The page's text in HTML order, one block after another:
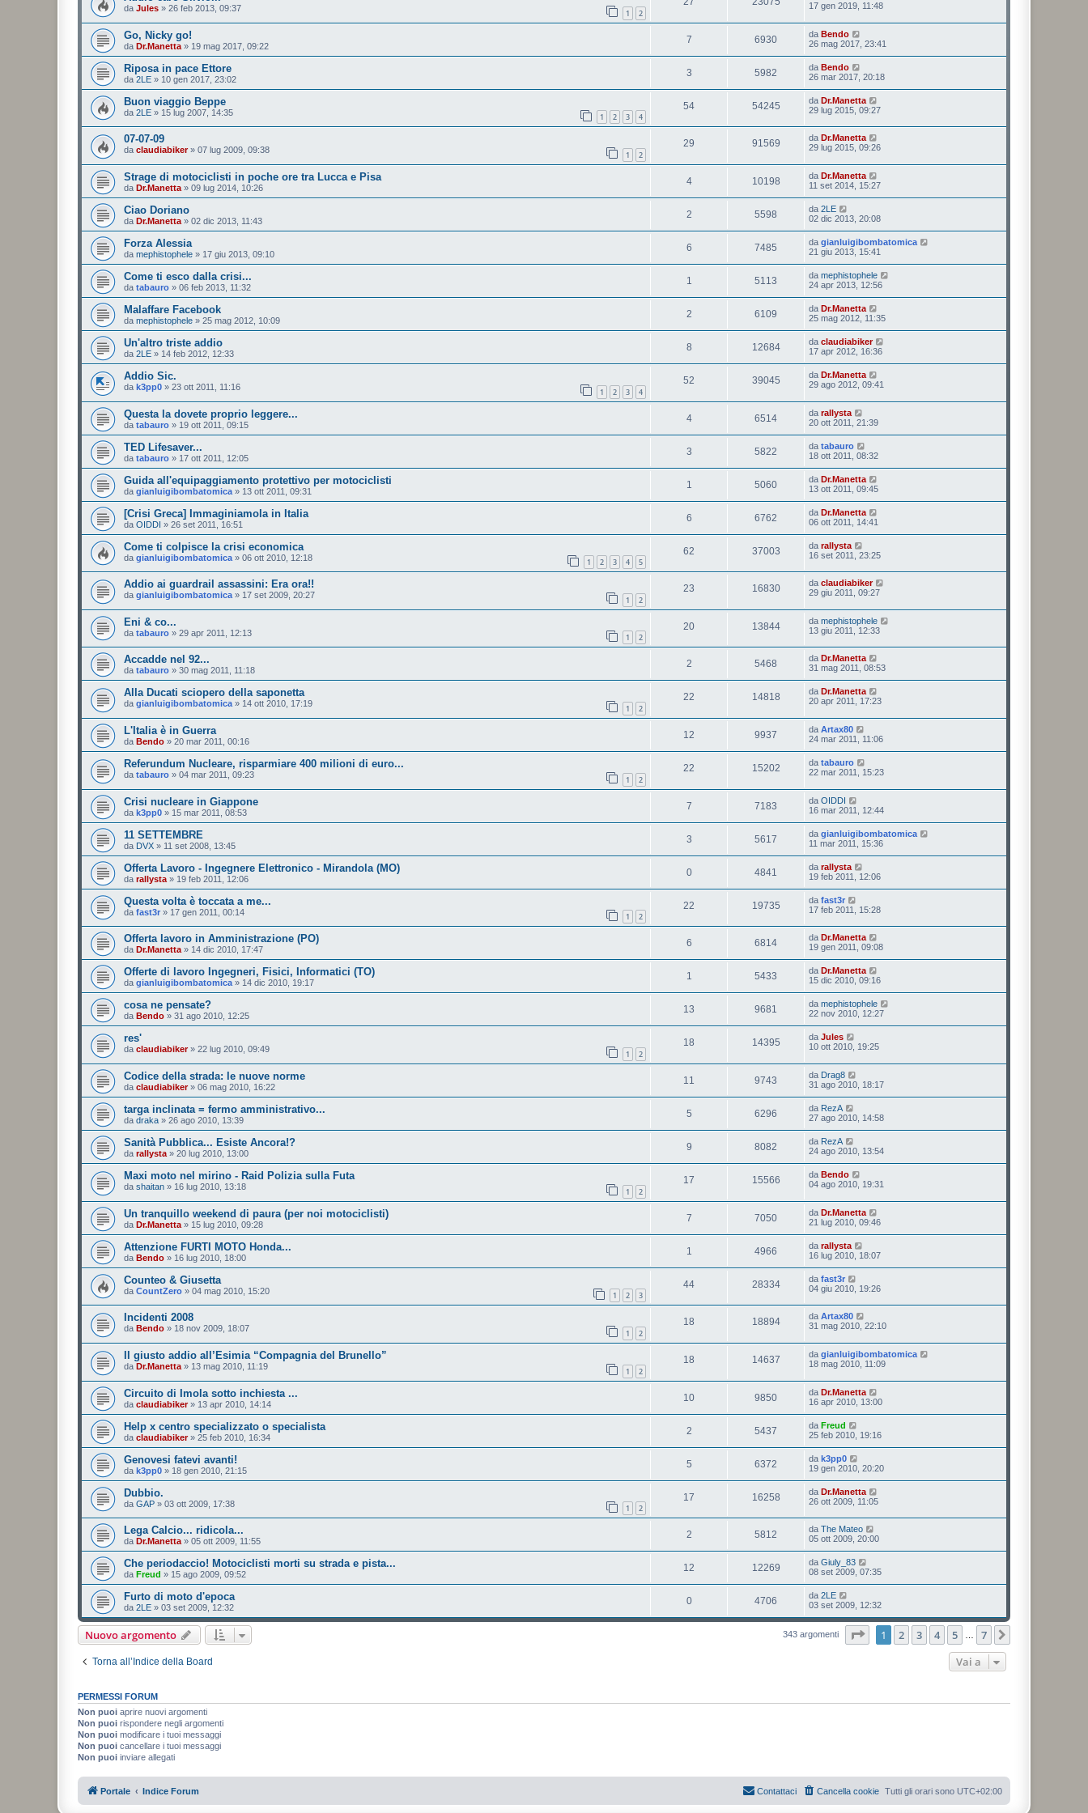
da Jules » 26 feb 2013, 09:37 1 2
17 gen 2019, 11:48
Go, Nicky go!
da Dr.Manetta » 19 mag 2017, 09:22
7 6930 da Bendo
26 mag 2017, 23:41
Riposa in pace Ettore
da 2LE » 10 gen 2017, 23:02
3 5982 da Bendo
26 mar 2017, 20:18
Buon viaggio Beppe
da 2LE » 15 lug 2007, 14:35 1 2 3 4
54 54245 da Dr.Manetta
29 lug 2015, 09:27
07-07-09
da claudiabiker» 07 lug 2009, 09:38 1 2
29 91569 da Dr.Manetta
29 lug 2015, 09:26
Strage di motociclisti in poche ore tra Lucca e Pisa
da Dr.Manetta » 09 lug 2014, 10:26
4 10198 da Dr.Manetta
11 set 2014, 15:27
Ciao Doriano
da Dr.Manetta » 02 dic 2013, 11:43
2 5598 da 2LE
02 dic 2013, 20:08
Forza Alessia
da mephistophele » 17 giu 2013, 09:10
6 7485 da gianluigibombatomica
21 giu 2013, 15:41
Come ti esco dalla crisi...
da tabauro » 06 feb 2013, 11:32
1 5113 da mephistophele
24 apr 2013, 12:56
Malaffare Facebook
da mephistophele » 25 mag 2012, 10:09
2 6109 da Dr.Manetta
25 mag 2012, 11:35
Un'altro triste addio
da 2LE » 14 feb 2012, 12:33
8 12684 da claudiabiker
17 apr 2012, 16:36
Addio Sic.
da k3pp0 » 23 ott 2011, 11:16 1 2 3 4
52 39045 da Dr.Manetta
29 ago 2012, 09:41
Questa la dovete proprio leggere...
da tabauro » 19 ott 2011, 09:15
4 6514 da rallysta
20 ott 2011, 21:39
TED Lifesaver...
da tabauro » 17 ott 2011, 12:05
3 5822 da tabauro
18 ott 2011, 08:32
Guida all'equipaggiamento protettivo per motociclisti
da gianluigibombatomica » 13 ott 2011, 09:31
1 5060 da Dr.Manetta
13 ott 2011, 09:45
[Crisi Greca] Immaginiamola in Italia
da OIDDI » 26 set 2011, 16:51
6 6762 da Dr.Manetta
06 ott 2011, 14:41
Come ti colpisce la crisi economica
da gianluigibombatomica » 06 ott 2010, 12:18 1 2 3 4 5
62 37003 da rallysta
16 set 2011, 23:25
Addio ai guardrail assassini: Era ora!!
da gianluigibombatomica » 17 set 2009, 20:27 1 2
23 16830 da claudiabiker
29 giu 2011, 09:27
Eni & co...
da tabauro » 29 apr 2011, 12:13 1 2
20 13844 da mephistophele
13 giu 2011, 12:33
Accadde nel 92...
da tabauro » 30 mag 2011, 11:18
2 5468 da Dr.Manetta
31 mag 2011, 08:53
Alla Ducati sciopero della saponetta
da gianluigibombatomica» 14 ott 2010, 17:19 1 2
22 14818 da Dr.Manetta
20 apr 2011, 17:23
L'Italia è in Guerra
da Bendo » 20 mar 2011, 00:16
12 9937 da Artax80
24 mar 2011, 11:06
Referundum Nucleare, risparmiare 400 milioni di euro...
da tabauro » 04 mar 2011, 09:23 1 2
22 15202 da tabauro
22 mar 2011, 15:23
Crisi nucleare in Giappone
da k3pp0 » 15 mar 2011, 08:53
7 7183 da OIDDI
16 mar 2011, 12:44
11 SETTEMBRE
da DVX » 11 set 2008, 13:45
3 5617 da gianluigibombatomica
11 mar 2011, 15:36
Offerta Lavoro - Ingegnere Elettronico - Mirandola (MO)
da rallysta » 19 feb 2011, 12:06
0 4841 da rallysta
19 feb 2011, 12:06
Questa volta è toccata a me...
da fast3r » 17 gen 2011, 00:14 1 2
22 19735 da fast3r
17 feb 2011, 15:28
Offerta lavoro in Amministrazione (PO)
da Dr.Manetta» 14 dic 2010, 17:47
6 6814 da Dr.Manetta
19 gen 2011, 09:08
Offerte di lavoro Ingegneri, Fisici, Informatici (TO)
da gianluigibombatomica» 14 dic 2010, 19:17
1 5433 da Dr.Manetta
15 dic 2010, 09:16
cosa ne pensate?
da Bendo » 31 ago 2010, 12:25
13 9681 da mephistophele
22 nov 2010, 12:27
res'
da claudiabiker» 22 lug 2010, 09:49 1 2
18 14395 da Jules
10 ott 2010, 19:25
Codice della strada: le nuove norme
da claudiabiker» 06 mag 2010, 16:22
11 9743 da Drag8
31 ago 2010, 18:17
targa inclinata = fermo amministrativo...
da draka » 26 ago 2010, 13:39
5 6296 da RezA
27 ago 2010, 14:58
Sanità Pubblica... Esiste Ancora!?
da rallysta » 20 lug 2010, 13:00
9 8082 da RezA
24 ago 2010, 13:54
Maxi moto nel mirino - Raid Polizia sulla Futa
da shaitan » 16 lug 2010, 13:18 1 2
17 15566 da Bendo
04 ago 2010, 19:31
Un tranquillo weekend di paura (per noi motociclisti)
da Dr.Manetta » 15 lug 2010, 09:28
7 7050 da Dr.Manetta
21 lug 2010, 09:46
Attenzione FURTI MOTO Honda...
da Bendo » 16 lug 2010, 18:00
1 4966 da rallysta
16 lug 2010, 18:07
Counteo & Giusetta
da CountZero » 04 mag 2010, 15:20 1 2 3
44 28334 da fast3r
04 giu 2010, 19:26
Incidenti 2008
da Bendo » 18 nov 2009, 18:07 1 2
18 18894 da Artax80
31 mag 2010, 22:10
Il giusto addio all’Esimia “Compagnia del Brunello”
da Dr.Manetta » 13 mag 2010, 11:19 1 2
18 14637 da gianluigibombatomica
18 mag 2010, 11:09
Circuito di Imola sotto inchiesta ...
da claudiabiker» 13 apr 2010, 14:14
10 9850 da Dr.Manetta
16 apr 2010, 13:00
Help x centro specializzato o specialista
da claudiabiker» 25 feb 2010, 16:34
2 5437 da Freud
25 feb 2010, 19:16
Genovesi fatevi avanti!
da k3pp0 » 18 gen 2010, 21:15
5 6372 da k3pp0
19 gen 2010, 20:20
Dubbio.
da GAP » 03 ott 2009, 17:38 1 2
17 16258 da Dr.Manetta
26 ott 2009, 11:05
Lega Calcio... ridicola...
da Dr.Manetta » 05 ott 2009, 11:55
2 5812 da The Mateo
05 ott 2009, 20:00
Che periodaccio! Motociclisti morti su strada e pista...
da Freud » 15 ago 2009, 09:52
12 12269 da Giuly_83
08 set 2009, 07:35
Furto di moto d'epoca
da 2LE » 03 set 2009, 12:32
0 4706 da 2LE
03 set 2009, 12:32
Nuovo argomento 343 argomenti Pagina1 di
1 2 3 4 5 7
Torna all’Indice della Board Vai a
PERMESSI FORUM
Non puoi aprire nuovi argomenti
Non puoi rispondere negli argomenti
Non puoi modificare i tuoi messaggi
Non puoi cancellare i tuoi messaggi
Non puoi inviare allegati
Portale Indice Forum Tutti gli orari sono UTC+02:00
Cancella cookie
Contattaci